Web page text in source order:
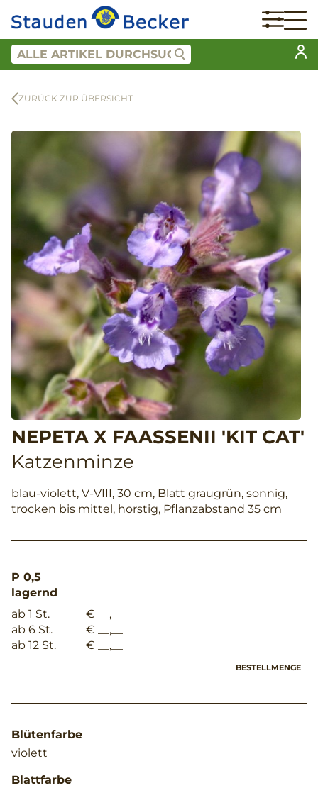
ZURÜCK ZUR ÜBERSICHT
NEPETA X FAASSENII 'KIT CAT'
Katzenminze
blau-violett, V-VIII, 30 cm, Blatt graugrün, sonnig,
trocken bis mittel, horstig, Pflanzabstand 35 cm
P 0,5
lagernd
ab 1 St.
€ __,__
ab 6 St.
€ __,__
ab 12 St.
€ __,__
BESTELLMENGE
Blütenfarbe
violett
Blattfarbe